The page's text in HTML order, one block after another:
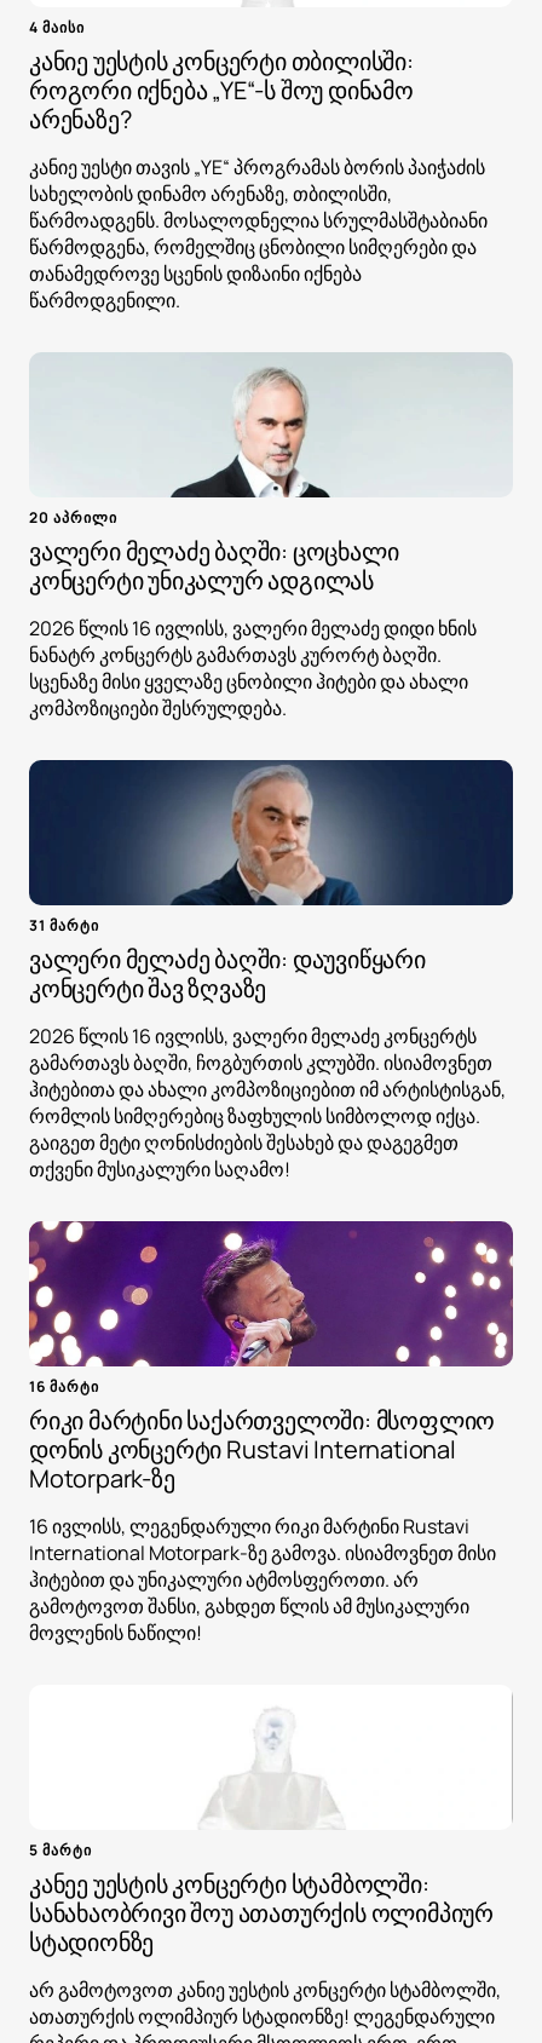
4 მაისი
კანიე უესტის კონცერტი თბილისში:
როგორი იქნება „YE“-ს შოუ დინამო
არენაზე?
კანიე უესტი თავის „YE“ პროგრამას ბორის პაიჭაძის
სახელობის დინამო არენაზე, თბილისში,
წარმოადგენს. მოსალოდნელია სრულმასშტაბიანი
წარმოდგენა, რომელშიც ცნობილი სიმღერები და
თანამედროვე სცენის დიზაინი იქნება
წარმოდგენილი.
20 აპრილი
ვალერი მელაძე ბაღში: ცოცხალი
კონცერტი უნიკალურ ადგილას
2026 წლის 16 ივლისს, ვალერი მელაძე დიდი ხნის
ნანატრ კონცერტს გამართავს კურორტ ბაღში.
სცენაზე მისი ყველაზე ცნობილი ჰიტები და ახალი
კომპოზიციები შესრულდება.
31 მარტი
ვალერი მელაძე ბაღში: დაუვიწყარი
კონცერტი შავ ზღვაზე
2026 წლის 16 ივლისს, ვალერი მელაძე კონცერტს
გამართავს ბაღში, ჩოგბურთის კლუბში. ისიამოვნეთ
ჰიტებითა და ახალი კომპოზიციებით იმ არტისტისგან,
რომლის სიმღერებიც ზაფხულის სიმბოლოდ იქცა.
გაიგეთ მეტი ღონისძიების შესახებ და დაგეგმეთ
თქვენი მუსიკალური საღამო!
16 მარტი
რიკი მარტინი საქართველოში: მსოფლიო
დონის კონცერტი Rustavi International
Motorpark-ზე
16 ივლისს, ლეგენდარული რიკი მარტინი Rustavi
International Motorpark-ზე გამოვა. ისიამოვნეთ მისი
ჰიტებით და უნიკალური ატმოსფეროთი. არ
გამოტოვოთ შანსი, გახდეთ წლის ამ მუსიკალური
მოვლენის ნაწილი!
5 მარტი
კანეე უესტის კონცერტი სტამბოლში:
სანახაობრივი შოუ ათათურქის ოლიმპიურ
სტადიონზე
არ გამოტოვოთ კანიე უესტის კონცერტი სტამბოლში,
ათათურქის ოლიმპიურ სტადიონზე! ლეგენდარული